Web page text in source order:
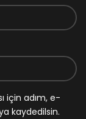
için adım, e-
kaydedilsin.